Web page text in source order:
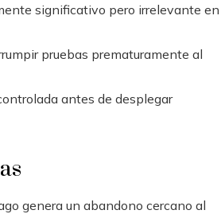
significativo pero irrelevante en
pruebas prematuramente al
antes de desplegar
genera un abandono cercano al